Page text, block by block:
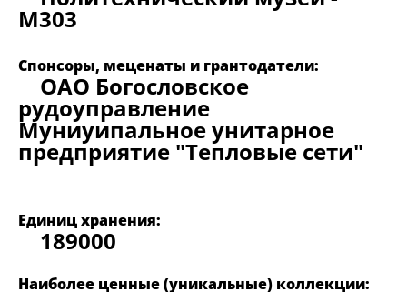
M303
Спонсоры, меценаты и грантодатели:
ОАО Богословское
рудоуправление
Муниуипальное унитарное
предприятие "Тепловые сети"
Единиц хранения:
189000
Наиболее ценные (уникальные) коллекции: